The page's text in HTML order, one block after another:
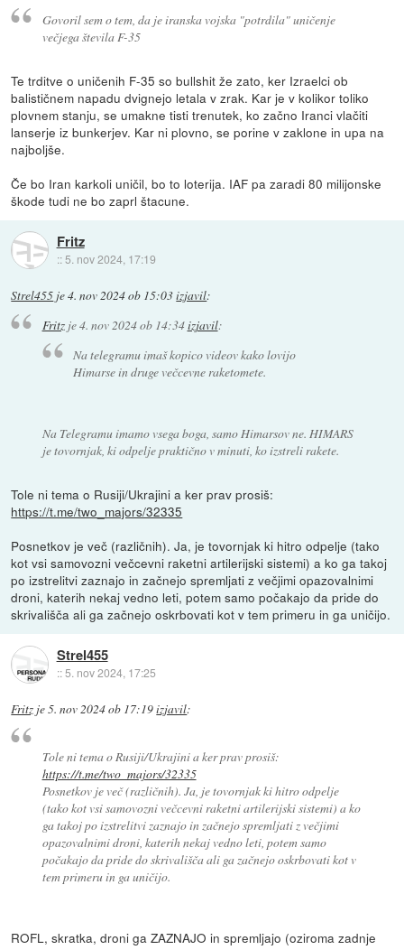
Govoril sem o tem, da je iranska vojska "potrdila" uničenje
večjega števila F-35
Te trditve o uničenih F-35 so bullshit že zato, ker Izraelci ob
balističnem napadu dvignejo letala v zrak. Kar je v kolikor toliko
plovnem stanju, se umakne tisti trenutek, ko začno Iranci vlačiti
lanserje iz bunkerjev. Kar ni plovno, se porine v zaklone in upa na
najboljše.
Če bo Iran karkoli uničil, bo to loterija. IAF pa zaradi 80 milijonske
škode tudi ne bo zaprl štacune.
Fritz
:: 5. nov 2024, 17:19
Strel455 je4. nov 2024 ob 15:03izjavil:
Fritzje4. nov 2024 ob 14:34izjavil:
Na telegramu imaš kopico videov kako lovijo
Himarse in druge večcevne raketomete.
Na Telegramu imamo vsega boga, samo Himarsov ne. HIMARS
je tovornjak, ki odpelje praktično v minuti, ko izstreli rakete.
Tole ni tema o Rusiji/Ukrajini a ker prav prosiš:
https://t.me/two_majors/32335
Posnetkov je več (različnih). Ja, je tovornjak ki hitro odpelje (tako
kot vsi samovozni večcevni raketni artilerijski sistemi) a ko ga takoj
po izstrelitvi zaznajo in začnejo spremljati z večjimi opazovalnimi
droni, katerih nekaj vedno leti, potem samo počakajo da pride do
skrivališča ali ga začnejo oskrbovati kot v tem primeru in ga uničijo.
Strel455
::5. nov 2024, 17:25
Fritz je5. nov 2024 ob 17:19izjavil:
Tole ni tema o Rusiji/Ukrajini a ker prav prosiš:
https://t.me/two_majors/32335
Posnetkov je več (različnih). Ja, je tovornjak ki hitro odpelje
(tako kot vsi samovozni večcevni raketni artilerijski sistemi) a ko
ga takoj po izstrelitvi zaznajo in začnejo spremljati z večjimi
opazovalnimi droni, katerih nekaj vedno leti, potem samo
počakajo da pride do skrivališča ali ga začnejo oskrbovati kot v
tem primeru in ga uničijo.
ROFL, skratka, droni ga ZAZNAJO in spremljajo (oziroma zadnje